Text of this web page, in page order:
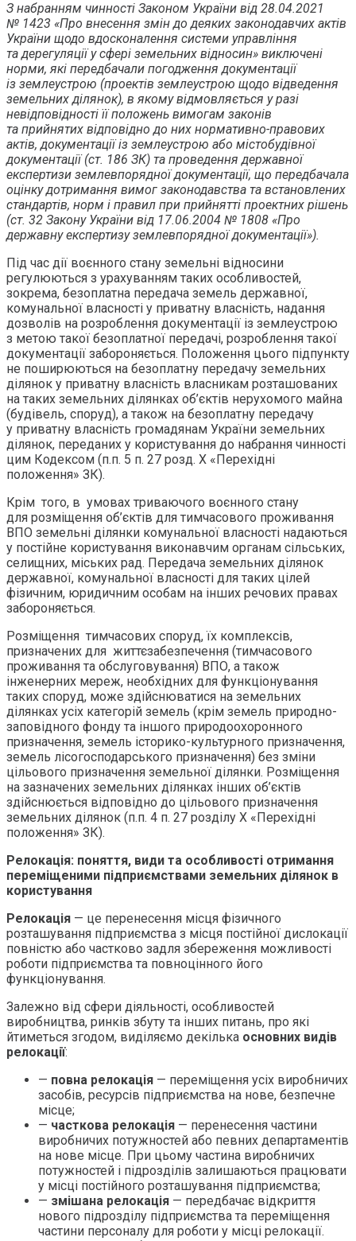
З набранням чинності Законом України від 28.04.2021
№ 1423 «Про внесення змін до деяких законодавчих актів
України щодо вдосконалення системи управління
та дерегуляції у сфері земельних відносин» виключені
норми, які передбачали погодження документації
із землеустрою (проектів землеустрою щодо відведення
земельних ділянок), в якому відмовляється у разі
невідповідності її положень вимогам законів
та прийнятих відповідно до них нормативно-правових
актів, документації із землеустрою або містобудівної
документації (ст. 186 ЗК) та проведення державної
експертизи землевпорядної документації, що передбачала
оцінку дотримання вимог законодавства та встановлених
стандартів, норм і правил при прийнятті проектних рішень
(ст. 32 Закону України від 17.06.2004 № 1808 «Про
державну експертизу землевпорядної документації»).
Під час дії воєнного стану земельні відносини
регулюються з урахуванням таких особливостей,
зокрема, безоплатна передача земель державної,
комунальної власності у приватну власність, надання
дозволів на розроблення документації із землеустрою
з метою такої безоплатної передачі, розроблення такої
документації забороняється. Положення цього підпункту
не поширюються на безоплатну передачу земельних
ділянок у приватну власність власникам розташованих
на таких земельних ділянках об’єктів нерухомого майна
(будівель, споруд), а також на безоплатну передачу
у приватну власність громадянам України земельних
ділянок, переданих у користування до набрання чинності
цим Кодексом (п.п. 5 п. 27 розд. Х «Перехідні
положення» ЗК).
Крім того, в умовах триваючого воєнного стану
для розміщення об’єктів для тимчасового проживання
ВПО земельні ділянки комунальної власності надаються
у постійне користування виконавчим органам сільських,
селищних, міських рад. Передача земельних ділянок
державної, комунальної власності для таких цілей
фізичним, юридичним особам на інших речових правах
забороняється.
Розміщення тимчасових споруд, їх комплексів,
призначених для життєзабезпечення (тимчасового
проживання та обслуговування) ВПО, а також
інженерних мереж, необхідних для функціонування
таких споруд, може здійснюватися на земельних
ділянках усіх категорій земель (крім земель природно-
заповідного фонду та іншого природоохоронного
призначення, земель історико-культурного призначення,
земель лісогосподарського призначення) без зміни
цільового призначення земельної ділянки. Розміщення
на зазначених земельних ділянках інших об’єктів
здійснюється відповідно до цільового призначення
земельних ділянок (п.п. 4 п. 27 розділу Х «Перехідні
положення» ЗК).
Релокація: поняття, види та особливості отримання
переміщеними підприємствами земельних ділянок в
користування
Релокація — це перенесення місця фізичного
розташування підприємства з місця постійної дислокації
повністю або частково задля збереження можливості
роботи підприємства та повноцінного його
функціонування.
Залежно від сфери діяльності, особливостей
виробництва, ринків збуту та інших питань, про які
йтиметься згодом, виділяємо декілька основних видів
релокації:
— повна релокація — переміщення усіх виробничих
засобів, ресурсів підприємства на нове, безпечне
місце;
— часткова релокація — перенесення частини
виробничих потужностей або певних департаментів
на нове місце. При цьому частина виробничих
потужностей і підрозділів залишаються працювати
у місці постійного розташування підприємства;
— змішана релокація — передбачає відкриття
нового підрозділу підприємства та переміщення
частини персоналу для роботи у місці релокації.